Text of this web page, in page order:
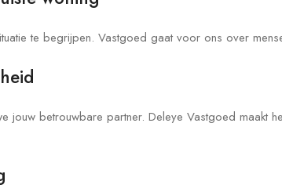
te begrijpen. Vastgoed gaat voor ons over
jouw betrouwbare partner. Deleye Vastgoed maakt